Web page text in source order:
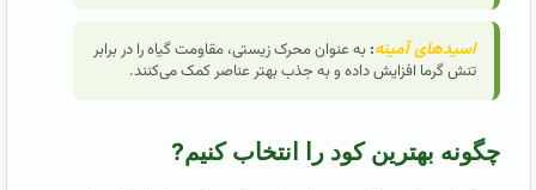
اسیدهای آمینه: به عنوان محرک زیستی، مقاومت گیاه را در برابر
تنش گرما افزایش داده و به جذب بهتر عناصر کمک می‌کنند.
چگونه بهترین کود را انتخاب کنیم?